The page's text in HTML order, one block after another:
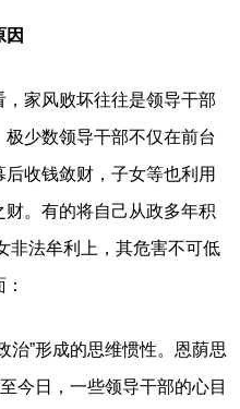
因
家风败坏往往是领导干部
少数领导干部不仅在前台
收钱敛财，子女等也利用
。有的将自己从政多年积
非法牟利上，其危害不可低
”形成的思维惯性。恩荫思
今日，一些领导干部的心目